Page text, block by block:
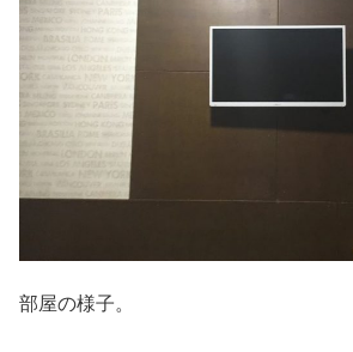
部屋の様子。